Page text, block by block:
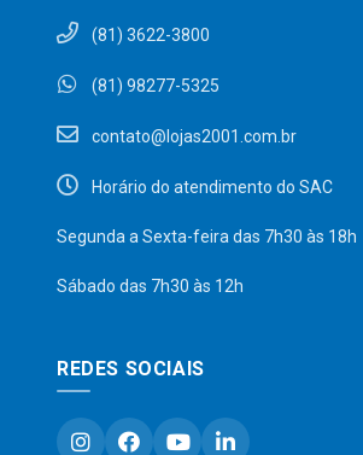
(81) 3622-3800
(81) 98277-5325
contato@lojas2001.com.br
Horário do atendimento do SAC
Segunda a Sexta-feira das 7h30 às 18h
Sábado das 7h30 às 12h
REDES SOCIAIS